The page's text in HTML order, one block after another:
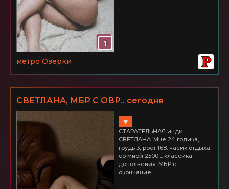
1
метро Озерки
СВЕТЛАНА, МБР С ОВР.. сегодня
♥
СТАРАТЕЛЬНАЯ инди ​
СВЕТЛАНА. Мне 24 годика,
грудь 3, рост 168. часик отдыха
со мной 2500.... классика.
дополнения: МБР с
окончание...